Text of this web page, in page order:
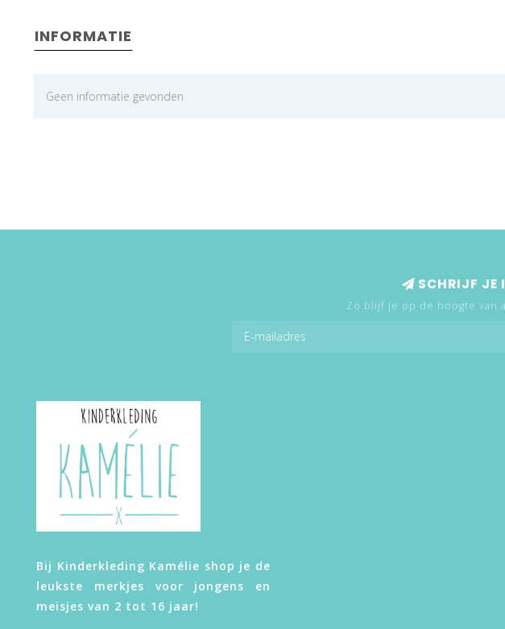
INFORMATIE
Geen informatie gevonden
SCHRIJF JE
Zo blijf je op de hoogte van
Bij Kinderkleding Kamélie shop je de
leukste merkjes voor jongens en
meisjes van 2 tot 16 jaar!